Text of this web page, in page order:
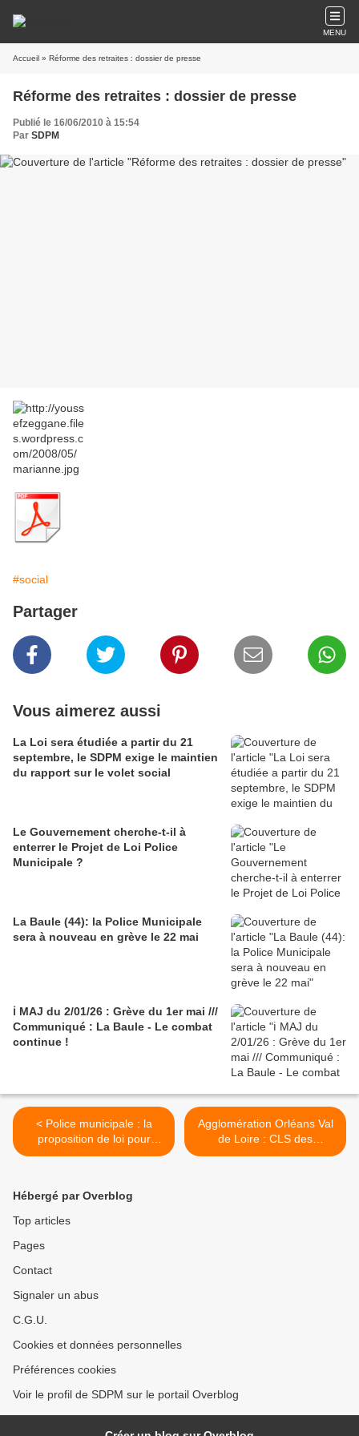
MENU
Accueil » Réforme des retraites : dossier de presse
Réforme des retraites : dossier de presse
Publié le 16/06/2010 à 15:54
Par SDPM
#social
Partager
Vous aimerez aussi
La Loi sera étudiée a partir du 21
septembre, le SDPM exige le maintien
du rapport sur le volet social
Le Gouvernement cherche-t-il à
enterrer le Projet de Loi Police
Municipale ?
La Baule (44): la Police Municipale
sera à nouveau en grève le 22 mai
ℹ️ MAJ du 2/01/26 : Grève du 1er mai ///
Communiqué : La Baule - Le combat
continue !
< Police municipale : la
proposition de loi pour
généraliser le port d'arme
l'Assemblée
Agglomération Orléans Val
de Loire : CLS des
transport >
Hébergé par Overblog
Top articles
Pages
Contact
Signaler un abus
C.G.U.
Cookies et données personnelles
Préférences cookies
Voir le profil de SDPM sur le portail Overblog